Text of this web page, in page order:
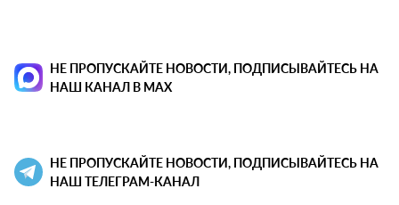
НЕ ПРОПУСКАЙТЕ НОВОСТИ, ПОДПИСЫВАЙТЕСЬ НА
НАШ КАНАЛ В MAX
НЕ ПРОПУСКАЙТЕ НОВОСТИ, ПОДПИСЫВАЙТЕСЬ НА
НАШ ТЕЛЕГРАМ-КАНАЛ